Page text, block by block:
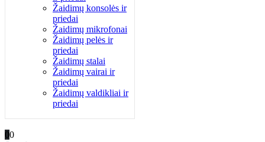
Žaidimų konsolės ir
priedai
Žaidimų mikrofonai
Žaidimų pelės ir
priedai
Žaidimų stalai
Žaidimų vairai ir
priedai
Žaidimų valdikliai ir
priedai
00